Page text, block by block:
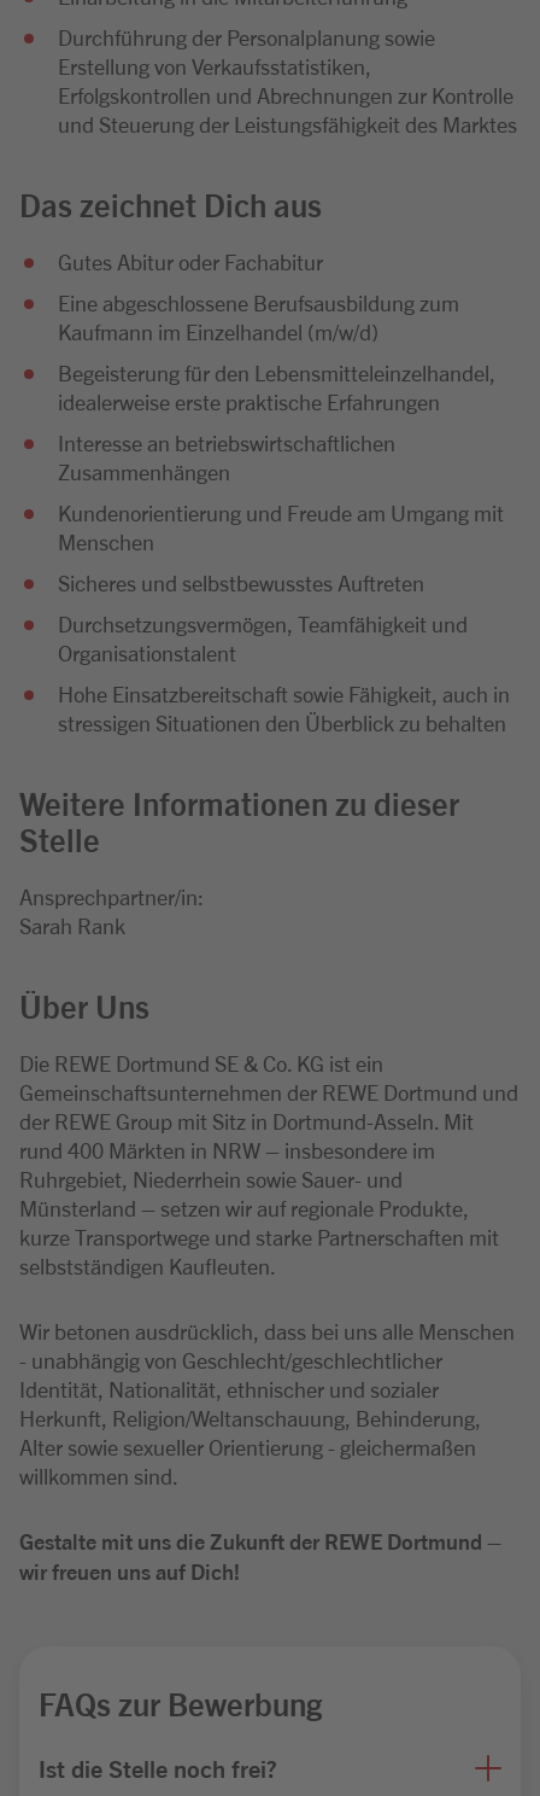
Durchführung der Personalplanung sowie
Erstellung von Verkaufsstatistiken,
Erfolgskontrollen und Abrechnungen zur Kontrolle
und Steuerung der Leistungsfähigkeit des Marktes
Das zeichnet Dich aus
Gutes Abitur oder Fachabitur
Eine abgeschlossene Berufsausbildung zum
Kaufmann im Einzelhandel (m/w/d)
Begeisterung für den Lebensmitteleinzelhandel,
idealerweise erste praktische Erfahrungen
Interesse an betriebswirtschaftlichen
Zusammenhängen
Kundenorientierung und Freude am Umgang mit
Menschen
Sicheres und selbstbewusstes Auftreten
Durchsetzungsvermögen, Teamfähigkeit und
Organisationstalent
Hohe Einsatzbereitschaft sowie Fähigkeit, auch in
stressigen Situationen den Überblick zu behalten
Weitere Informationen zu dieser
Stelle
Ansprechpartner/in:
Sarah Rank
Über Uns
Die REWE Dortmund SE & Co. KG ist ein
Gemeinschaftsunternehmen der REWE Dortmund und
der REWE Group mit Sitz in Dortmund-Asseln. Mit
rund 400 Märkten in NRW – insbesondere im
Ruhrgebiet, Niederrhein sowie Sauer- und
Münsterland – setzen wir auf regionale Produkte,
kurze Transportwege und starke Partnerschaften mit
selbstständigen Kaufleuten.
Wir betonen ausdrücklich, dass bei uns alle Menschen
- unabhängig von Geschlecht/geschlechtlicher
Identität, Nationalität, ethnischer und sozialer
Herkunft, Religion/Weltanschauung, Behinderung,
Alter sowie sexueller Orientierung - gleichermaßen
willkommen sind.
Gestalte mit uns die Zukunft der REWE Dortmund –
wir freuen uns auf Dich!
FAQs zur Bewerbung
Ist die Stelle noch frei?